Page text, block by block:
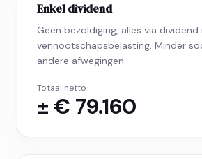
Enkel dividend
Geen bezoldiging, alles via dividend
vennootschapsbelasting. Minder
andere afwegingen.
Totaal netto
± € 79.160